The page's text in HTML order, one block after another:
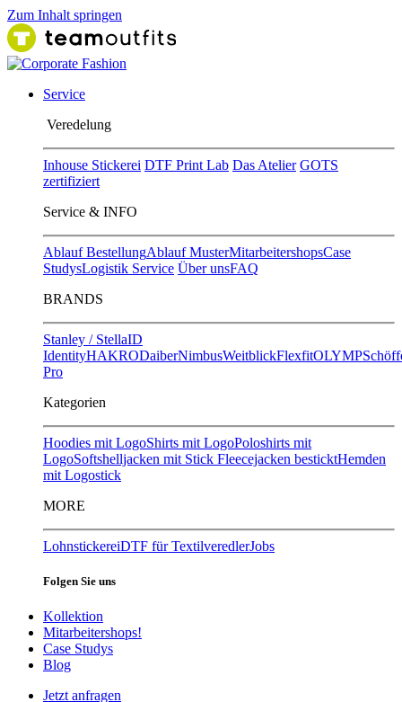
Zum Inhalt springen
Service
Ver​edelung
Inhouse Stickerei DTF Print Lab Das Atelier GOTS
zertifiziert
Service & INFO
Ablauf BestellungAblauf MusterMitarbeitershopsCase
StudysLogistik Service Über unsFAQ
BRANDS
Stanley / StellaID
IdentityHAKRODaiberNimbusWeitblickFlexfitOLYMP
Pro
Kategorien
Hoodies mit LogoShirts mit LogoPoloshirts mit
LogoSoftshelljacken mit Stick Fleecejacken besticktHemden
mit Logostick
MORE
LohnstickereiDTF für TextilveredlerJobs
Folgen Sie uns
Kollektion
Mitarbeitershops!
Case Studys
Blog
Jetzt anfragen